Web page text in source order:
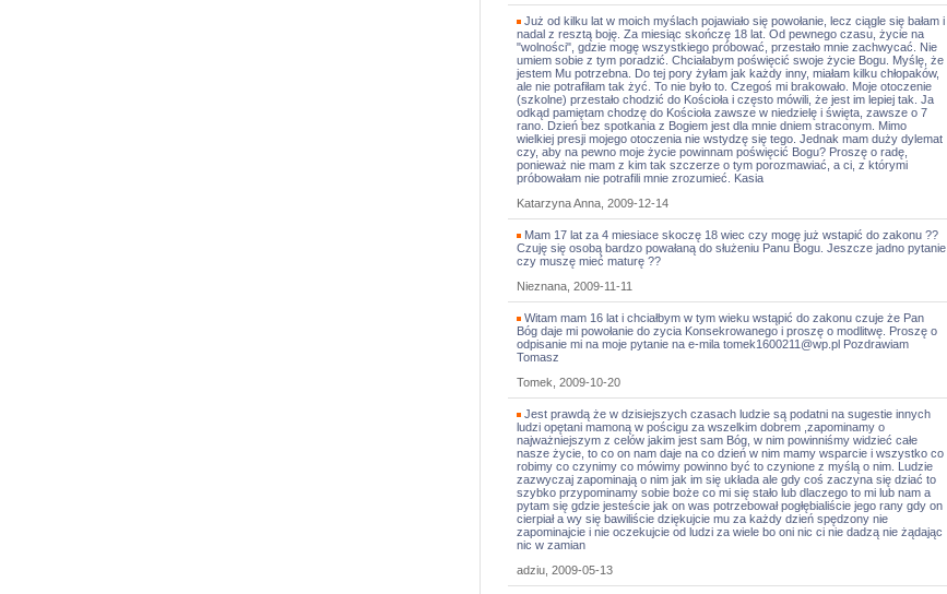
Już od kilku lat w moich myślach pojawiało się powołanie, lecz ciągle się bałam i
nadal z resztą boję. Za miesiąc skończę 18 lat. Od pewnego czasu, życie na
"wolności", gdzie mogę wszystkiego próbować, przestało mnie zachwycać. Nie
umiem sobie z tym poradzić. Chciałabym poświęcić swoje życie Bogu. Myślę, że
jestem Mu potrzebna. Do tej pory żyłam jak każdy inny, miałam kilku chłopaków,
ale nie potrafiłam tak żyć. To nie było to. Czegoś mi brakowało. Moje otoczenie
(szkolne) przestało chodzić do Kościoła i często mówili, że jest im lepiej tak. Ja
odkąd pamiętam chodzę do Kościoła zawsze w niedzielę i święta, zawsze o 7
rano. Dzień bez spotkania z Bogiem jest dla mnie dniem straconym. Mimo
wielkiej presji mojego otoczenia nie wstydzę się tego. Jednak mam duży dylemat
czy, aby na pewno moje życie powinnam poświęcić Bogu? Proszę o radę,
ponieważ nie mam z kim tak szczerze o tym porozmawiać, a ci, z którymi
próbowałam nie potrafili mnie zrozumieć. Kasia
Katarzyna Anna, 2009-12-14
Mam 17 lat za 4 miesiace skoczę 18 wiec czy mogę już wstapić do zakonu ??
Czuję się osobą bardzo powałaną do służeniu Panu Bogu. Jeszcze jadno pytanie
czy muszę mieć maturę ??
Nieznana, 2009-11-11
Witam mam 16 lat i chciałbym w tym wieku wstąpić do zakonu czuje że Pan
Bóg daje mi powołanie do zycia Konsekrowanego i proszę o modlitwę. Proszę o
odpisanie mi na moje pytanie na e-mila tomek1600211@wp.pl Pozdrawiam
Tomasz
Tomek, 2009-10-20
Jest prawdą że w dzisiejszych czasach ludzie są podatni na sugestie innych
ludzi opętani mamoną w pościgu za wszelkim dobrem ,zapominamy o
najważniejszym z celów jakim jest sam Bóg, w nim powinniśmy widzieć całe
nasze życie, to co on nam daje na co dzień w nim mamy wsparcie i wszystko co
robimy co czynimy co mówimy powinno być to czynione z myślą o nim. Ludzie
zazwyczaj zapominają o nim jak im się układa ale gdy coś zaczyna się dziać to
szybko przypominamy sobie boże co mi się stało lub dlaczego to mi lub nam a
pytam się gdzie jesteście jak on was potrzebował pogłębialiście jego rany gdy on
cierpiał a wy się bawiliście dziękujcie mu za każdy dzień spędzony nie
zapominajcie i nie oczekujcie od ludzi za wiele bo oni nic ci nie dadzą nie żądając
nic w zamian
adziu, 2009-05-13